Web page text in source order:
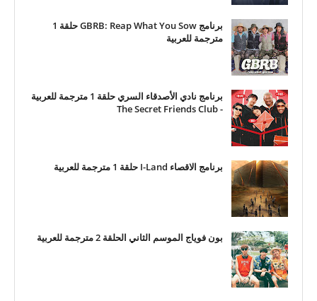
برنامج GBRB: Reap What You Sow حلقة 1
مترجمة للعربية
برنامج نادي الأصدقاء السري حلقة 1 مترجمة للعربية
- The Secret Friends Club
برنامج الاقصاء I-Land حلقة 1 مترجمة للعربية
بون فوياج الموسم الثاني الحلقة 2 مترجمة للعربية